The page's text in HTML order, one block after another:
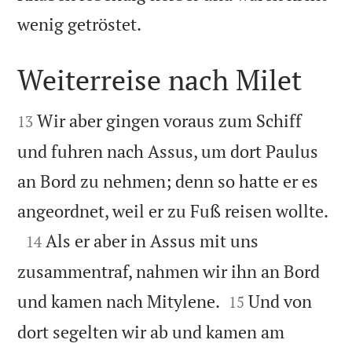
wenig getröstet.

Weiterreise nach Milet

13 Wir aber gingen voraus zum Schiff
und fuhren nach Assus, um dort Paulus
an Bord zu nehmen; denn so hatte er es
angeordnet, weil er zu Fuß reisen wollte.

14 Als er aber in Assus mit uns
zusammentraf, nahmen wir ihn an Bord
und kamen nach Mitylene. 

15 Und von
dort segelten wir ab und kamen am